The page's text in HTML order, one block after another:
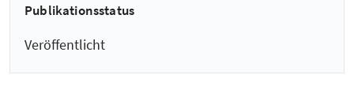
Publikationsstatus
Veröffentlicht